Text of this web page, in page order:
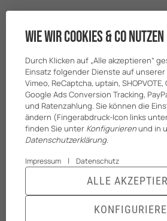
Impressum
Batteriegesetzhinweise
Wie wir Cookies & Co nutzen
Durch Klicken auf „Alle akzeptieren“
Einsatz folgender Dienste auf unserer
Vimeo, ReCaptcha, uptain,
Google Ads Conversion Tracking,
und Ratenzahlung. Sie können die
ändern (Fingerabdruck-Icon links
finden Sie unter Konfigurierenund in
Datenschutzerklärung.
Impressum | Datenschutz
ALLE